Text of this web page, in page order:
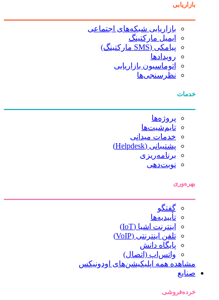
بازاریابی
بازاریابی شبکه‌های اجتماعی
ایمیل مارکتینگ
پیامکی (SMS مارکتینگ)
رویدادها
اتوماسیون بازاریابی
نظرسنجی‌ها
خدمات
پروژه‌ها
تایم‌شیت‌ها
خدمات میدانی
پشتیبانی (Helpdesk)
برنامه‌ریزی
نوبت‌دهی
بهره‌وری
گفتگو
تأییدیه‌ها
اینترنت اشیا (IoT)
تلفن اینترنتی (VoIP)
پایگاه دانش
واتس‌اپ (اتصال)
مشاهده همه اپلیکیشن‌های اودونیکس
صنایع
خرده‌فروشی